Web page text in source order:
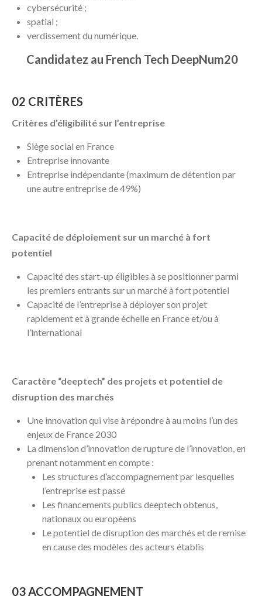
cybersécurité ;
spatial ;
verdissement du numérique.
Candidatez au French Tech DeepNum20
02 CRITÈRES
Critères d’éligibilité sur l’entreprise
Siège social en France
Entreprise innovante
Entreprise indépendante (maximum de détention par
une autre entreprise de 49%)
Capacité de déploiement sur un marché à fort
potentiel
Capacité des start-up éligibles à se positionner parmi
les premiers entrants sur un marché à fort potentiel
Capacité de l’entreprise à déployer son projet
rapidement et à grande échelle en France et/ou à
l’international
Caractère “deeptech” des projets et potentiel de
disruption des marchés
Une innovation qui vise à répondre à au moins l’un des
enjeux de France 2030
La dimension d’innovation de rupture de l’innovation, en
prenant notamment en compte :
Les structures d’accompagnement par lesquelles
l’entreprise est passé
Les financements publics deeptech obtenus,
nationaux ou européens
Le potentiel de disruption des marchés et de remise
en cause des modèles des acteurs établis
03 ACCOMPAGNEMENT